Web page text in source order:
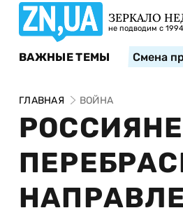
ЗЕРКАЛО
не подводим с
ВАЖНЫЕ ТЕМЫ Смена
ГЛАВНАЯ ВОЙНА